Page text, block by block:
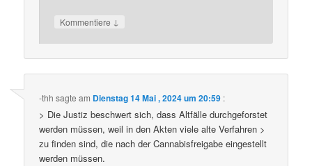
Kommentiere ↓
-thh sagte am Dienstag 14 Mai , 2024 um 20:59 :
> Die Justiz beschwert sich, dass Altfälle durchgeforstet
werden müssen, weil in den Akten viele alte Verfahren >
zu finden sind, die nach der Cannabisfreigabe eingestellt
werden müssen.